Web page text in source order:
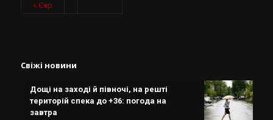
« Сер
Свіжі новини
Дощі на заході й півночі, на решті
територій спека до +36: погода на
завтра